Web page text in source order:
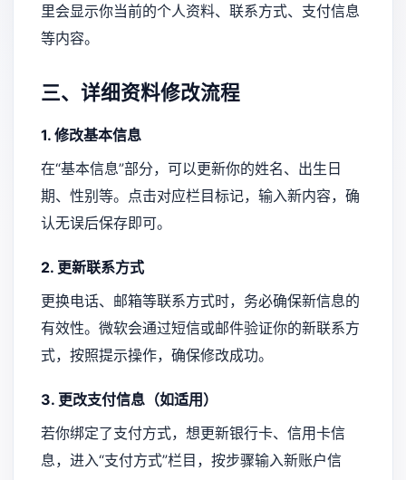
里会显示你当前的个人资料、联系方式、支付信息
等内容。
三、详细资料修改流程
1. 修改基本信息
在“基本信息”部分，可以更新你的姓名、出生日
期、性别等。点击对应栏目标记，输入新内容，确
认无误后保存即可。
2. 更新联系方式
更换电话、邮箱等联系方式时，务必确保新信息的
有效性。微软会通过短信或邮件验证你的新联系方
式，按照提示操作，确保修改成功。
3. 更改支付信息（如适用）
若你绑定了支付方式，想更新银行卡、信用卡信
息，进入“支付方式”栏目，按步骤输入新账户信